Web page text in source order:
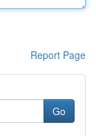
Report Page
Go